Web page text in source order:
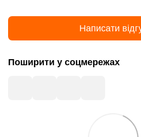
Написати
Поширити у соцмережах